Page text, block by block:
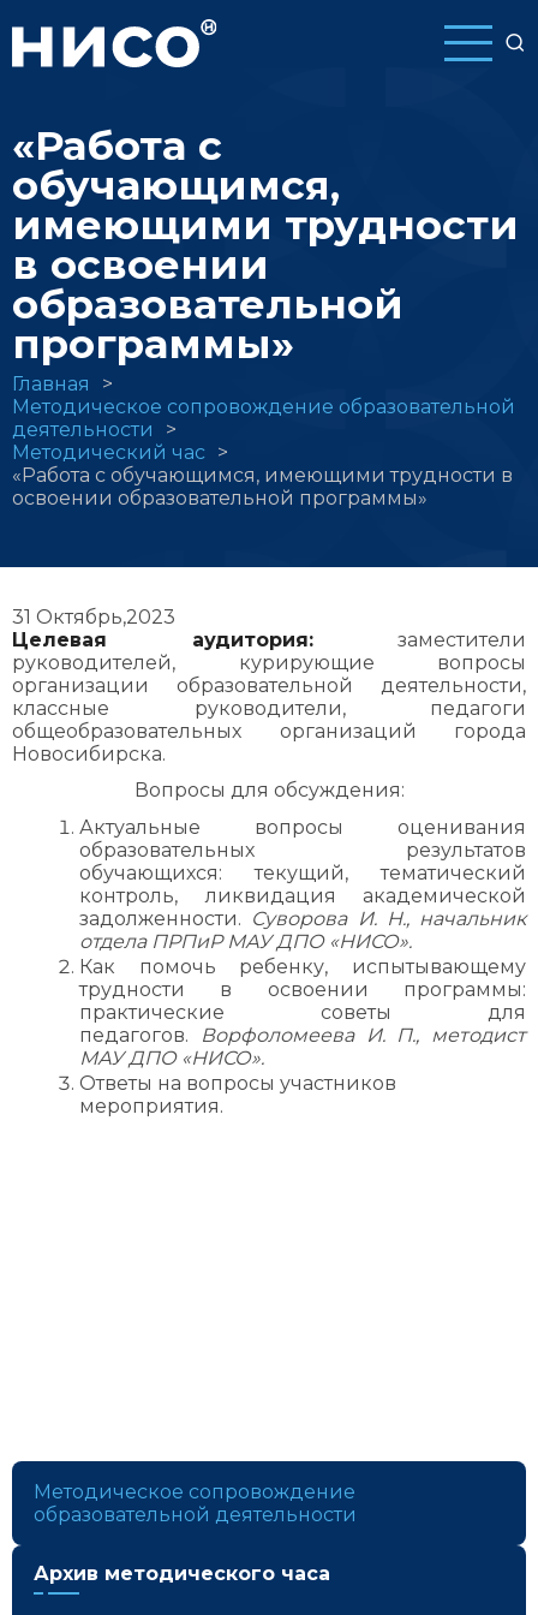
основному
«Работа с
обучающимся,
имеющими трудности
в освоении
образовательной
программы»
Строка
навигации
Главная
Методическое сопровождение образовательной
деятельности
Методический час
«Работа с обучающимся, имеющими трудности в
освоении образовательной программы»
31 Октябрь,2023
Целевая аудитория: заместители
руководителей, курирующие вопросы
организации образовательной деятельности,
классные руководители, педагоги
общеобразовательных организаций города
Новосибирска.
Вопросы для обсуждения:
Актуальные вопросы оценивания
образовательных результатов
обучающихся: текущий, тематический
контроль, ликвидация академической
задолженности. Суворова И. Н., начальник
отдела ПРПиР МАУ ДПО «НИСО».
Как помочь ребенку, испытывающему
трудности в освоении программы:
практические советы для
педагогов.
Ворфоломеева И. П., методист
МАУ ДПО «НИСО».
Ответы на вопросы участников
мероприятия.
Методическое сопровождение
образовательной деятельности
Архив методического часа